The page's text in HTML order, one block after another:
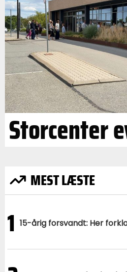
Storcenter
MEST LÆSTE
1 15-årig forsvandt: Her